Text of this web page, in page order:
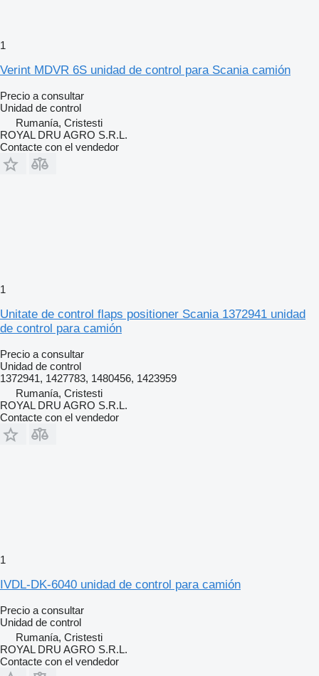
1
Verint MDVR 6S unidad de control para Scania camión
Precio a consultar
Unidad de control
Rumanía, Cristesti
ROYAL DRU AGRO S.R.L.
Contacte con el vendedor
1
Unitate de control flaps positioner Scania 1372941 unidad
de control para camión
Precio a consultar
Unidad de control
1372941, 1427783, 1480456, 1423959
Rumanía, Cristesti
ROYAL DRU AGRO S.R.L.
Contacte con el vendedor
1
IVDL-DK-6040 unidad de control para camión
Precio a consultar
Unidad de control
Rumanía, Cristesti
ROYAL DRU AGRO S.R.L.
Contacte con el vendedor